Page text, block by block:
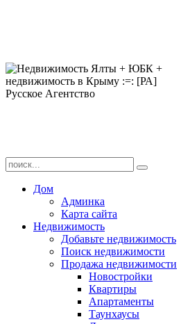
Дом
Админка
Карта сайта
Недвижимость
Добавьте недвижимость
Поиск недвижимости
Продажа недвижимости
Новостройки
Квартиры
Апартаменты
Таунхаусы